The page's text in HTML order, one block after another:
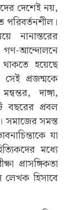
দেশেই নয়,
পরিবর্তনশীল।
নানাস্তরের
আন্দোলনে
থাকতে হয়েছে
প্রজন্মকে
দাঙ্গা,
বছরের প্রবল
সমাজের সমস্ত
যা
মধ্যে
প্রাসঙ্গিকতা
হিসাবে